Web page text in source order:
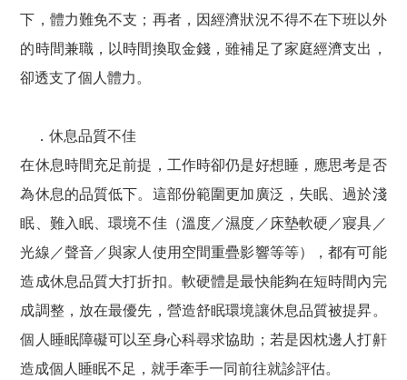
下，體力難免不支；再者，因經濟狀況不得不在下班以外
的時間兼職，以時間換取金錢，雖補足了家庭經濟支出，
卻透支了個人體力。
．休息品質不佳
在休息時間充足前提，工作時卻仍是好想睡，應思考是否
為休息的品質低下。這部份範圍更加廣泛，失眠、過於淺
眠、難入眠、環境不佳（溫度／濕度／床墊軟硬／寢具／
光線／聲音／與家人使用空間重疊影響等等），都有可能
造成休息品質大打折扣。軟硬體是最快能夠在短時間內完
成調整，放在最優先，營造舒眠環境讓休息品質被提昇。
個人睡眠障礙可以至身心科尋求協助；若是因枕邊人打鼾
造成個人睡眠不足，就手牽手一同前往就診評估。